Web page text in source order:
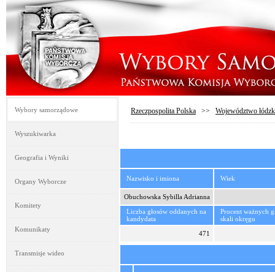
Wybory samorządowe
Wyszukiwarka
Geografia i Wyniki
Organy Wyborcze
Komitety
Komunikaty
Transmisje wideo
Rzeczpospolita Polska >> Województwo
Nazwisko i imiona Wiek
Obuchowska Sybilla Adrianna
Liczba głosów oddanych na
kandydata
Procent ważnych
skali okręgu
471